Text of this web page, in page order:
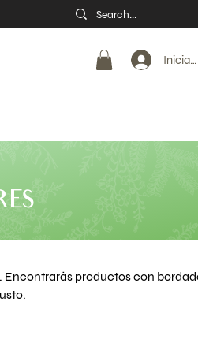
Iniciar
productos con